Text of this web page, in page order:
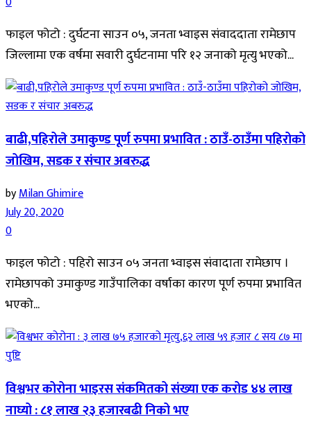
फाइल फोटो : दुर्घटना साउन ०५, जनता भ्वाइस संवाददाता रामेछाप
जिल्लामा एक वर्षमा सवारी दुर्घटनामा परि १२ जनाको मृत्यु भएको...
बाढी,पहिरोले उमाकुण्ड पूर्ण रुपमा प्रभावित : ठाउँ-ठाउँमा पहिरोको
जोखिम, सडक र संचार अबरुद्ध
byMilan Ghimire
July 20, 2020
0
फाइल फोटो : पहिरो साउन ०५ जनता भ्वाइस संवादाता रामेछाप ।
रामेछापको उमाकुण्ड गाउँपालिका वर्षाका कारण पूर्ण रुपमा प्रभावित
भएको...
विश्वभर कोरोना भाइरस संकमितको संख्या एक करोड ४४ लाख
नाघ्यो : ८१ लाख २३ हजारबढी निको भए